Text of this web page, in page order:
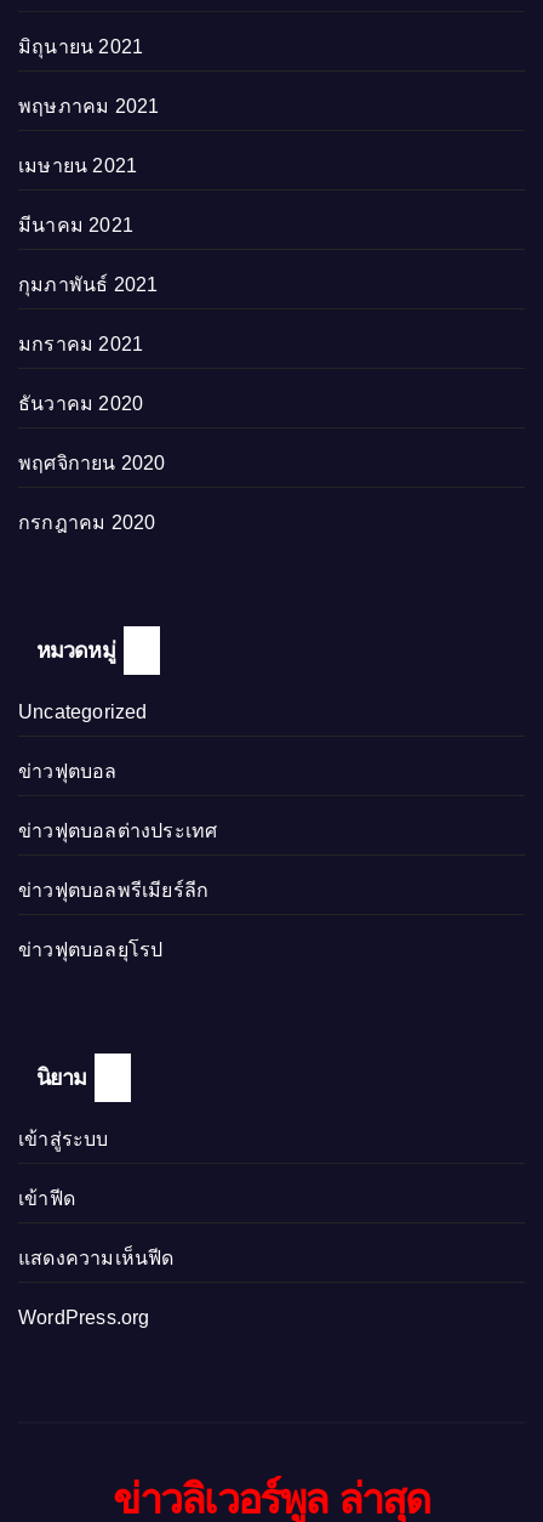
มิถุนายน 2021
พฤษภาคม 2021
เมษายน 2021
มีนาคม 2021
กุมภาพันธ์ 2021
มกราคม 2021
ธันวาคม 2020
พฤศจิกายน 2020
กรกฎาคม 2020
หมวดหมู่
Uncategorized
ข่าวฟุตบอล
ข่าวฟุตบอลต่างประเทศ
ข่าวฟุตบอลพรีเมียร์ลีก
ข่าวฟุตบอลยุโรป
นิยาม
เข้าสู่ระบบ
เข้าฟีด
แสดงความเห็นฟีด
WordPress.org
ข่าวลิเวอร์พูล ล่าสุด